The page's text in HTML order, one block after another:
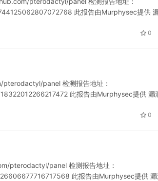
此报告由Murphysec提供
0
panel 检测报告地址：
此报告由Murphysec提供 漏
0
pterodactyl/panel 检测报告地址：
此报告由Murphysec提供 漏